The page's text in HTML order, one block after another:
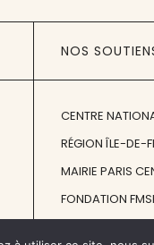
NOS
CENTRE
RÉGION ÎLE-DE-
MAIRIE PARIS
FONDATION